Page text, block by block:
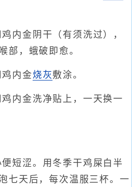
内金阴干（有须洗过），
部，蛾破即愈。
内金烧灰敷涂。
内金洗净贴上，一天换一
短涩。用冬季干鸡屎白半
七天后，每次温服三杯。一